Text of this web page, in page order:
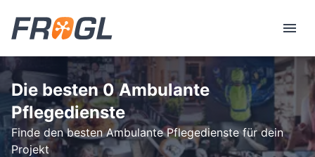
Die besten 0 Ambulante
Pflegedienste
Finde den besten Ambulante Pflegedienste für dein
Projekt